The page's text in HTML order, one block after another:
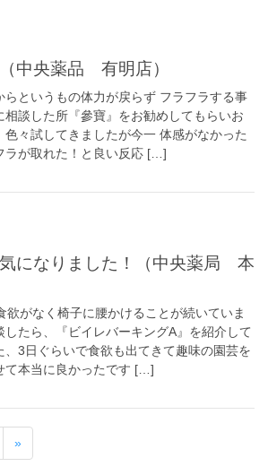
（中央薬品 有明店）
らというもの体力が戻らず フラフラする事
談した所『參寶』をお勧めしてもらいお
々試してきましたが今一 体感がなかった
ラが取れた！と良い反応 […]
欲がなく椅子に腰かけることが続いていま
したら、『ビイレバーキングA』を紹介して
、3日ぐらいで食欲も出てきて趣味の園芸を
て本当に良かったです […]
»